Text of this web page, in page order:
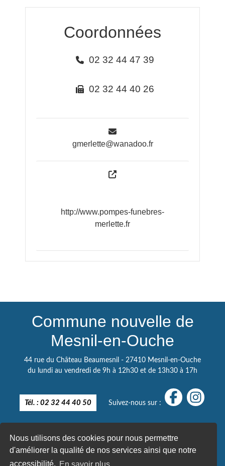
Nous utilisons des cookies pour nous permettre
d'améliorer la qualité de nos services ainsi que notre
accessibilité. En savoir plus
Coordonnées
02 32 44 47 39
02 32 44 40 26
gmerlette@wanadoo.fr
http://www.pompes-funebres-
merlette.fr
Commune nouvelle de
Mesnil-en-Ouche
44 rue du Château Beaumesnil - 27410 Mesnil-en-Ouche
du lundi au vendredi de 9h à 12h30 et de 13h30 à 17h
Tél. : 02 32 44 40 50 Suivez-nous sur :